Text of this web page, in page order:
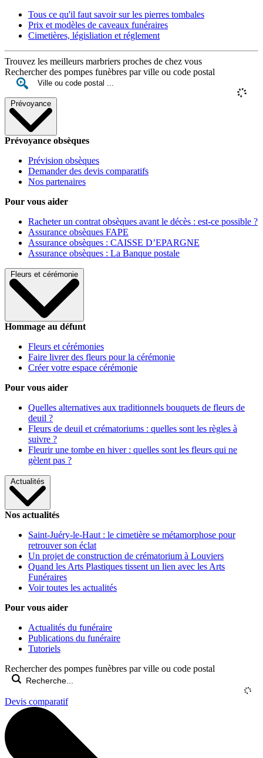
Tous ce qu'il faut savoir sur les pierres tombales
Prix et modèles de caveaux funéraires
Cimetières, législiation et réglement
Trouvez les meilleurs marbriers proches de chez vous
Rechercher des pompes funèbres par ville ou code postal
Prévoyance
Prévoyance obsèques
Prévision obsèques
Demander des devis comparatifs
Nos partenaires
Pour vous aider
Racheter un contrat obsèques avant le décès : est-ce possible ?
Assurance obsèques FAPE
Assurance obsèques : CAISSE D’EPARGNE
Assurance obsèques : La Banque postale
Fleurs et cérémonie
Hommage au défunt
Fleurs et cérémonies
Faire livrer des fleurs pour la cérémonie
Créer votre espace cérémonie
Pour vous aider
Quelles alternatives aux traditionnels bouquets de fleurs de
deuil ?
Fleurs de deuil et crématoriums : quelles sont les règles à
suivre ?
Fleurir une tombe en hiver : quelles sont les fleurs qui ne
gèlent pas ?
Actualités
Nos actualités
Saint-Juéry-le-Haut : le cimetière se métamorphose pour
retrouver son éclat
Un projet de construction de crématorium à Louviers
Quand les Arts Plastiques tissent un lien avec les Arts
Funéraires
Voir toutes les actualités
Pour vous aider
Actualités du funéraire
Publications du funéraire
Tutoriels
Rechercher des pompes funèbres par ville ou code postal
Devis comparatif